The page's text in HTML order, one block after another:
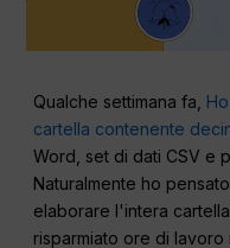
Qualche settimana fa,
cartella contenente
Word, set di dati CSV e
Naturalmente ho
elaborare l'intera
risparmiato ore di